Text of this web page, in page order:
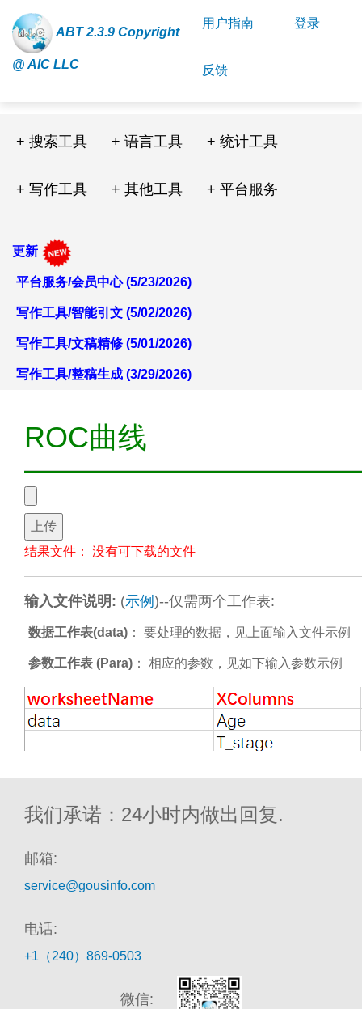
ABT 2.3.9 Copyright
@ AIC LLC
用户指南 登录
反馈
+ 搜索工具 + 语言工具 + 统计工具
+ 写作工具 + 其他工具 + 平台服务
更新
平台服务/会员中心 (5/23/2026)
写作工具/智能引文 (5/02/2026)
写作工具/文稿精修 (5/01/2026)
写作工具/整稿生成 (3/29/2026)
ROC曲线
上传
结果文件： 没有可下载的文件
输入文件说明: (示例 )--仅需两个工作表:
数据工作表(data) ： 要处理的数据，见上面输入文件示例
参数工作表 (Para) ： 相应的参数，见如下输入参数示例
我们承诺：24小时内做出回复.
邮箱:
service@gousinfo.com
电话:
+1（240）869-0503
微信: